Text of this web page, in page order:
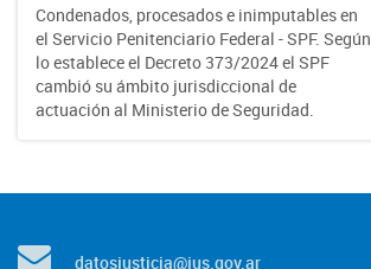
Condenados, procesados e inimputables en
el Servicio Penitenciario Federal - SPF. Según
lo establece el Decreto 373/2024 el SPF
cambió su ámbito jurisdiccional de
actuación al Ministerio de Seguridad.
datosjusticia@jus.gov.ar